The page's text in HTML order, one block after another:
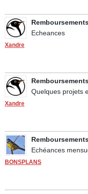
Xandre
Echeances
Xandre
Quelques projets
BONSPLANS
Echéances